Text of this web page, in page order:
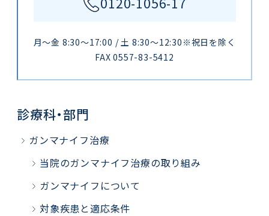
月～金 8:30～17:00 / 土 8:30～12:30※祝日を除く
FAX 0557-83-5412
診療科・部門
ガンマナイフ治療
当院のガンマナイフ治療の取り組み
ガンマナイフについて
対象疾患と適応条件